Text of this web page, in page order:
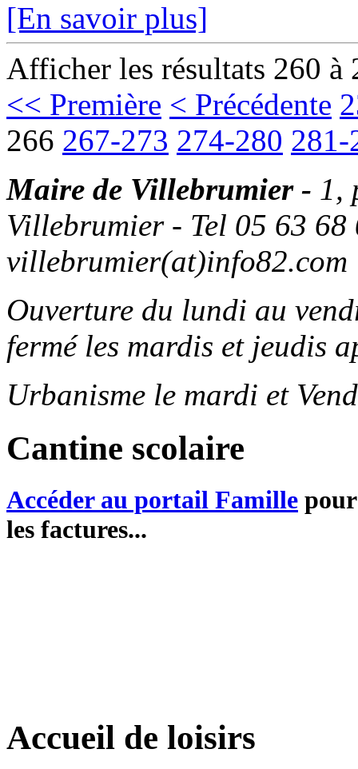
[En savoir plus]
Afficher les résultats 260 à
<< Première < Précédente
266 267-273 274-280 281-
Maire de Villebrumier - 1,
Villebrumier - Tel 05 63
villebrumier(at)info82.com
Ouverture du lundi au
fermé les mardis et jeudis
Urbanisme le mardi et
Cantine scolaire
Accéder au portail Famille
les factures...
Accueil de loisirs